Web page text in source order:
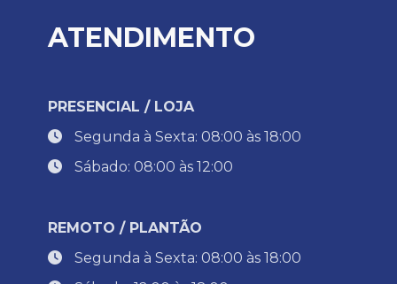
ATENDIMENTO
PRESENCIAL / LOJA
Segunda à Sexta: 08:00 às 18:00
Sábado: 08:00 às 12:00
REMOTO / PLANTÃO
Segunda à Sexta: 08:00 às 18:00